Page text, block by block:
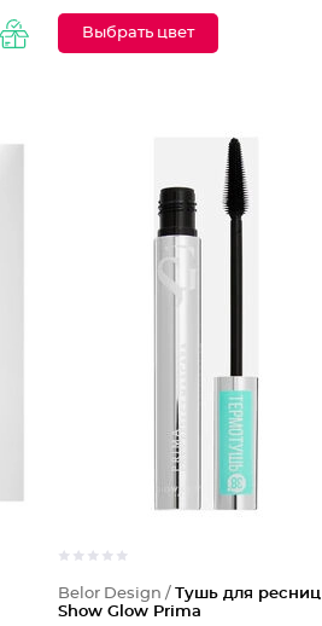
Выбрать цвет
Belor Design /
Тушь для ресниц
Show Glow Prima